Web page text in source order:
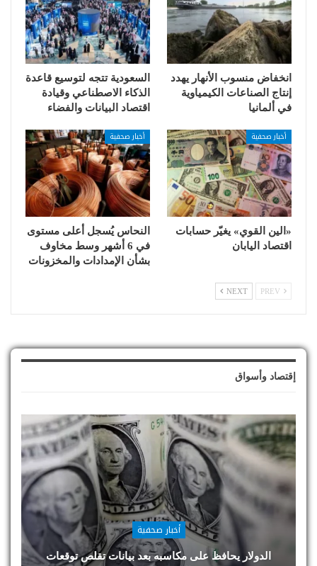
انخفاض منسوب الأنهار يهدد
إنتاج الصناعات الكيمياوية
في ألمانيا
السعودية تتجه لتوسيع قاعدة
الذكاء الاصطناعي وقيادة
اقتصاد البيانات والفضاء
أخبار صحفية
«الين القوي» يغيّر حسابات
اقتصاد اليابان
أخبار صحفية
النحاس يُسجل أعلى مستوى
في 6 أشهر وسط مخاوف
بشأن الإمدادات والمخزونات
NEXT
إقتصاد وأسواق
أخبار صحفية
الدولار يحافظ على مكاسبه بعد بيانات تقلص توقعات